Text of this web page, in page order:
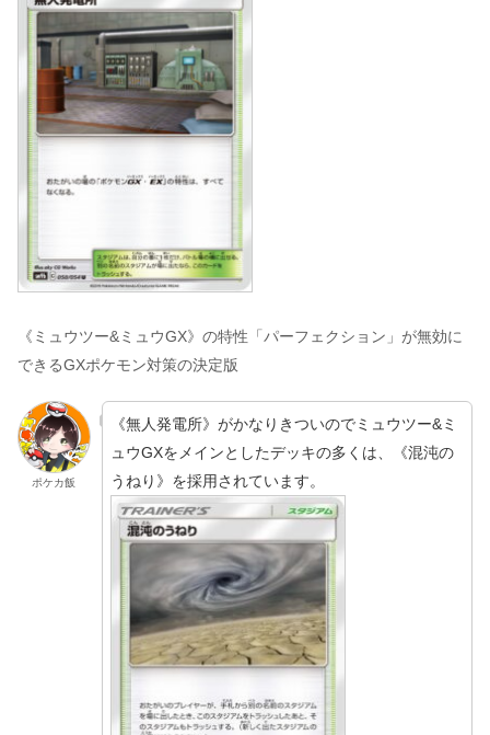
《ミュウツー&ミュウGX》の特性「パーフェクション」が無効に
できるGXポケモン対策の決定版
ポケカ飯
《無人発電所》がかなりきついのでミュウツー&ミ
ュウGXをメインとしたデッキの多くは、《混沌の
うねり》を採用されています。